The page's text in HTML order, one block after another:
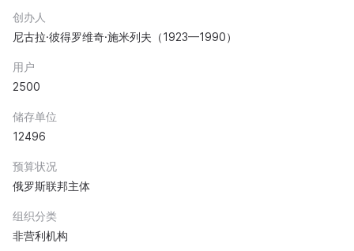
创办人
尼古拉·彼得罗维奇·施米列夫（1923—1990）
用户
2500
储存单位
12496
预算状况
俄罗斯联邦主体
组织分类
非营利机构